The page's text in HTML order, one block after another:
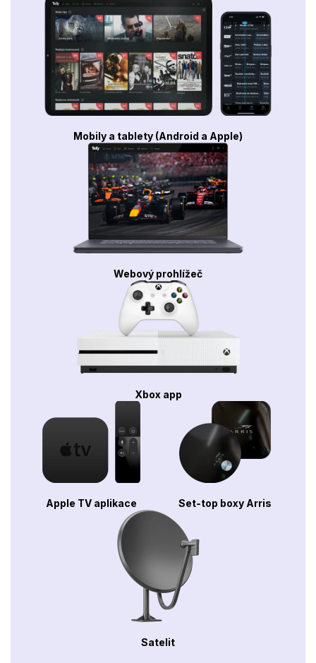
Mobily a tablety (Android a Apple)
Webový prohlížeč
Xbox app
Apple TV aplikace Set-top boxy Arris
Satelit